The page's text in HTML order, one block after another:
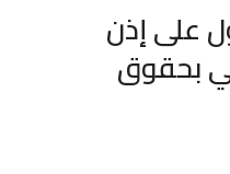
على إذن
بحقوق